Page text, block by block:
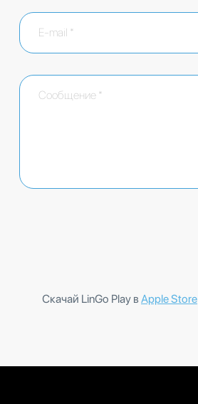
Скачай LinGo Play в Apple Store